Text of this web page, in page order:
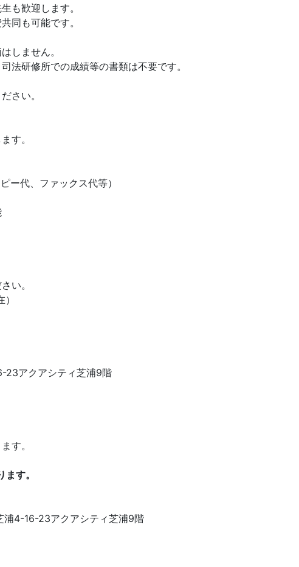
も歓迎します。
同も可能です。
しません。
法研修所での成績等の書類は不要です。
さい。
す。
ー代、ファックス代等）
い。
23アクアシティ芝浦9階
す。
す。
4-16-23アクアシティ芝浦9階